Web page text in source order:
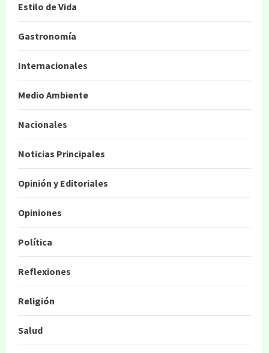
Estilo de Vida
Gastronomía
Internacionales
Medio Ambiente
Nacionales
Noticias Principales
Opinión y Editoriales
Opiniones
Política
Reflexiones
Religión
Salud